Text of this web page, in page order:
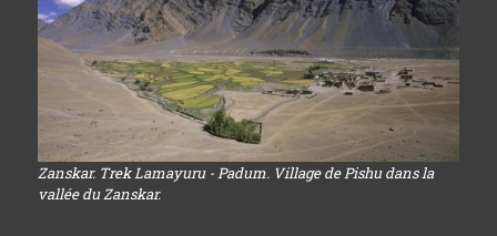
Zanskar. Trek Lamayuru - Padum. Village de Pishu dans la
vallée du Zanskar.